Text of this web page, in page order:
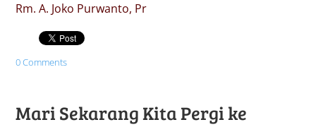
Rm. A. Joko Purwanto, Pr
0 Comments
Mari Sekarang Kita Pergi ke